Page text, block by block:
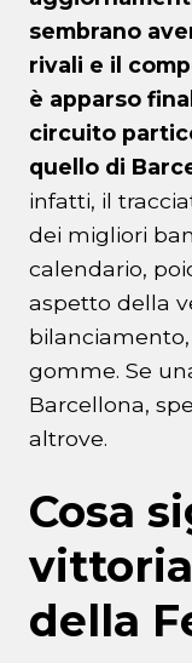
sembrano
rivali e il
è apparso
circuito
quello di
infatti, il
dei migliori
calendario,
aspetto della
gomme. Se
Barcellona,
altrove.
Cosa
della